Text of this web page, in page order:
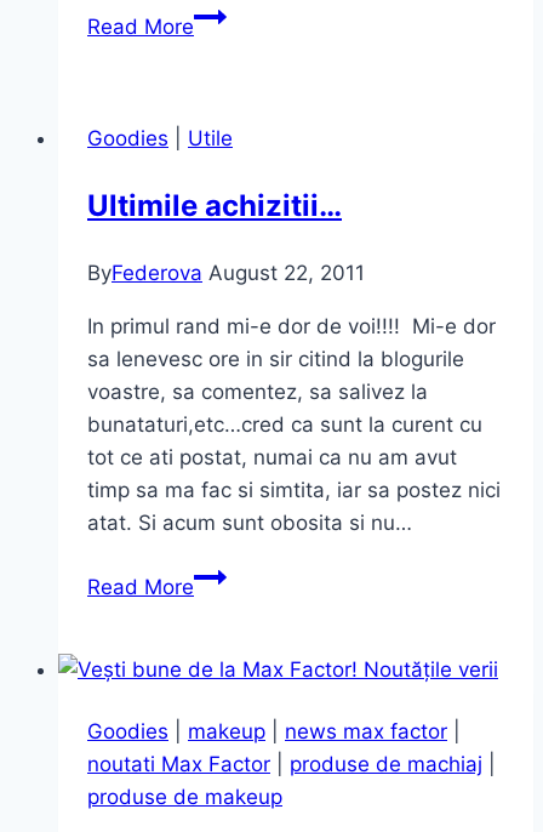
Read MoreÎn
iLUX
Goodies Utile
Ultimile achizitii…
ByFederova August 22, 2011
In primul rand mi-e dor de voi!!!! Mi-e dor
sa lenevesc ore in sir citind la blogurile
voastre, sa comentez, sa salivez la
bunataturi,etc…cred ca sunt la curent cu
tot ce ati postat, numai ca nu am avut
timp sa ma fac si simtita, iar sa postez nici
atat. Si acum sunt obosita si nu…
Read MoreUltimile
Goodies makeup news max factor
noutati Max Factor
produse de machiaj
produse de makeup